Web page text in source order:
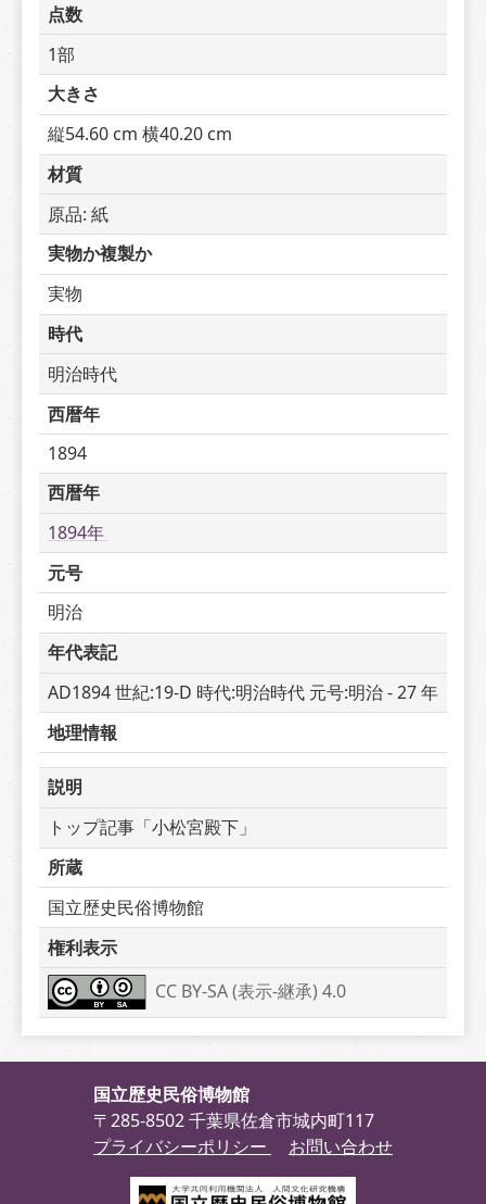
点数
1部
大きさ
縦54.60 cm 横40.20 cm
材質
原品: 紙
実物か複製か
実物
時代
明治時代
西暦年
1894
西暦年
1894年
元号
明治
年代表記
AD1894 世紀:19-D 時代:明治時代 元号:明治 - 27 年
地理情報
説明
トップ記事「小松宮殿下」
所蔵
国立歴史民俗博物館
権利表示
CC BY-SA (表示-継承) 4.0
国立歴史民俗博物館
〒285-8502 千葉県佐倉市城内町117
プライバシーポリシー
お問い合わせ